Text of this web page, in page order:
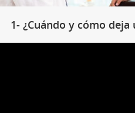
1- ¿Cuándo y cómo